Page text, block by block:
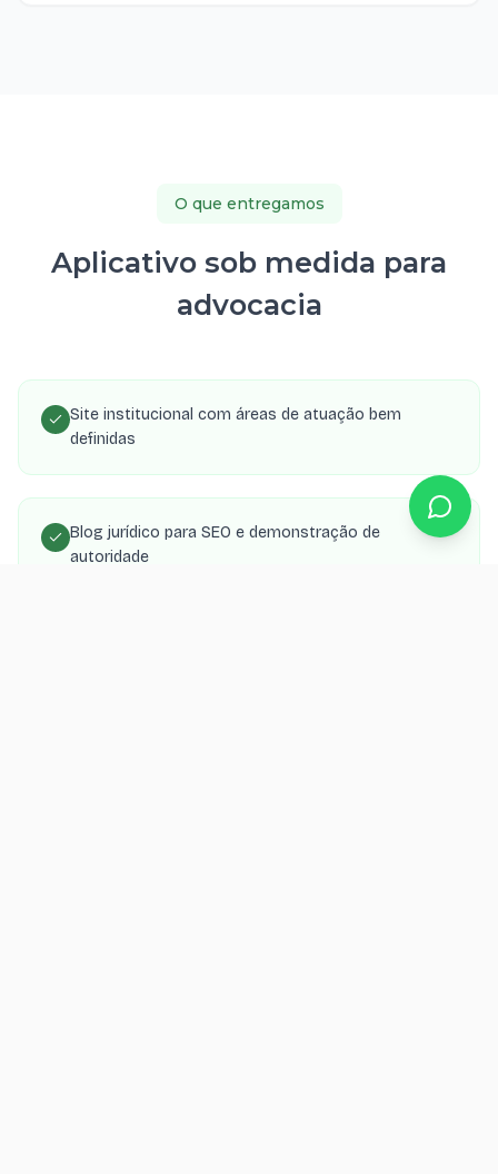
O que entregamos
Aplicativo sob medida para
advocacia
Site institucional com áreas de atuação bem
definidas
Blog jurídico para SEO e demonstração de
autoridade